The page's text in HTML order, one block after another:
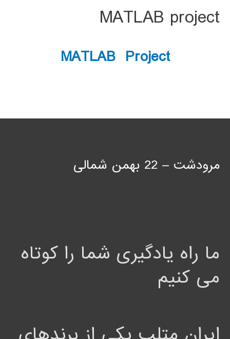
MATLAB project
MATLAB Project
مرودشت – 22 بهمن شمالی
ما راه یادگیری شما را کوتاه
می کنیم